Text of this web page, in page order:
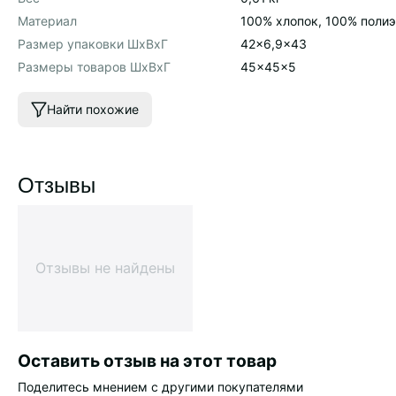
Материал
100% хлопок, 100%
Размер упаковки ШхВхГ
42x6,9x43
Размеры товаров ШхВхГ
45x45x5
Найти похожие
Отзывы
Отзывы не найдены
Оставить отзыв на этот товар
Поделитесь мнением с другими покупателями